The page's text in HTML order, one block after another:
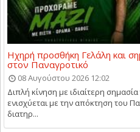
Ηχηρή προσθήκη Γελάλη και
στον Παναγροτικό
08 Αυγούστου 2026 12:02
Διπλή κίνηση με ιδιαίτερη
ενισχύεται με την απόκτηση του
διατηρ...